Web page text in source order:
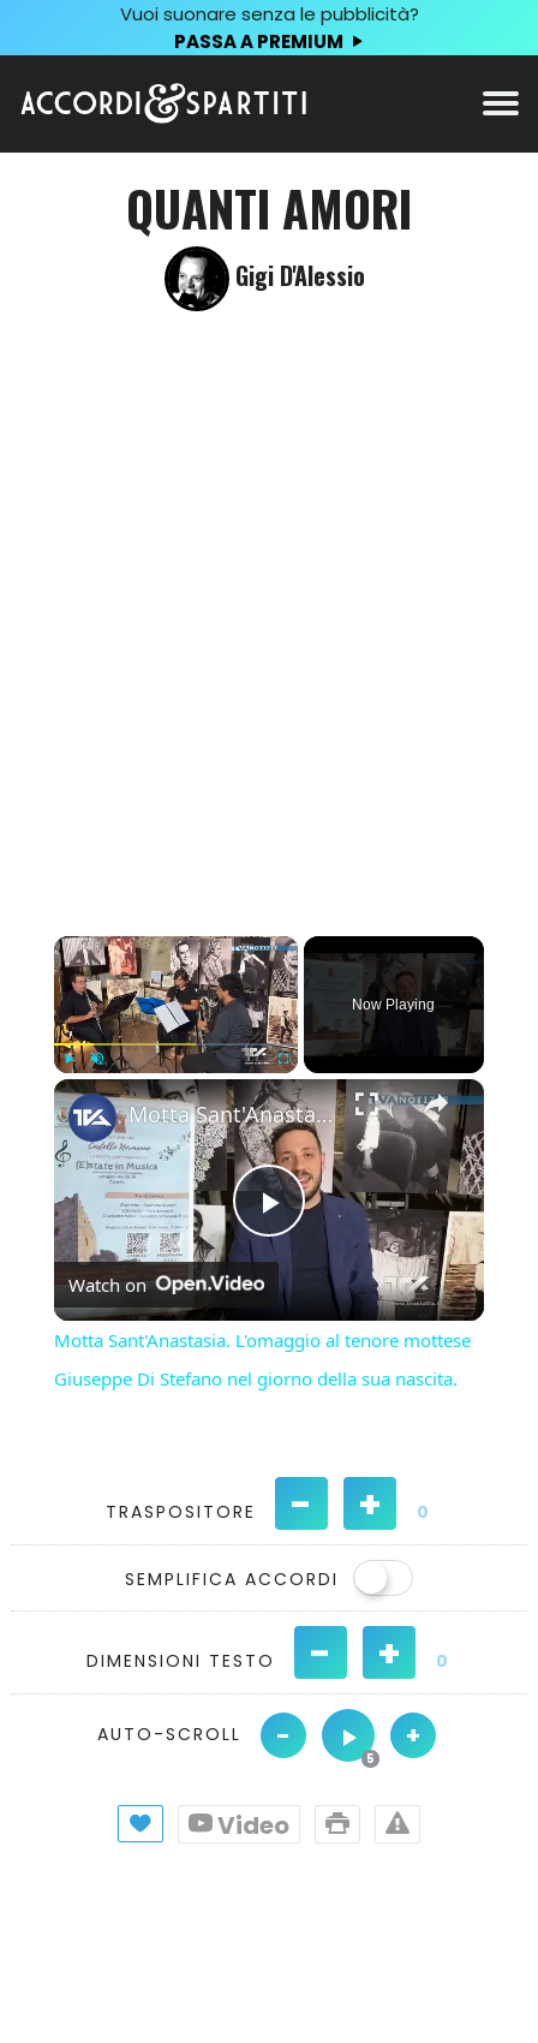
Vuoi suonare senza le pubblicità?
PASSA A PREMIUM
QUANTI AMORI
Gigi D'Alessio
×
Play Unmute Fullscreen
Now Playing
×
Play
Video
Motta Sant'Anastasia. L'omaggio al tenore mottese Giuseppe Di Stefano nel giorno della sua nascita.
Watch on
Motta Sant'Anastasia. L'omaggio al tenore mottese
Giuseppe Di Stefano nel giorno della sua nascita.
TRASPOSITORE - + 0
SEMPLIFICA ACCORDI
DIMENSIONI TESTO - + 0
AUTO-SCROLL - +
Video